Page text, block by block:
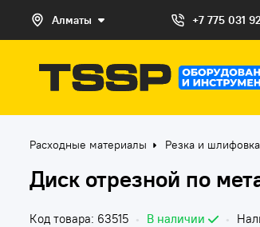
Алматы +7 775 031
Расходные материалы Резка и шлифовка
Диск отрезной по
Код товара: 63515 • В наличии •